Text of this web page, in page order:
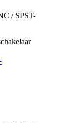
/ SPST-